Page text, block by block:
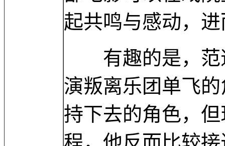
起共鸣与感动，
有趣的是，范
演叛离乐团单飞
持下去的角色，